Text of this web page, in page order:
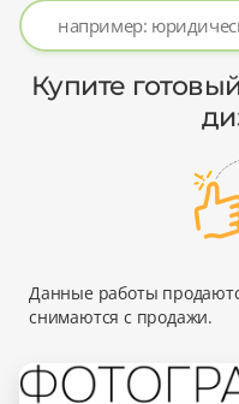
Купите
Данные работы
снимаются с продажи.